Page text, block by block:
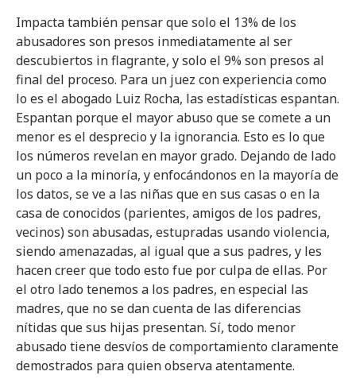
Impacta también pensar que solo el 13% de los
abusadores son presos inmediatamente al ser
descubiertos in flagrante, y solo el 9% son presos al
final del proceso. Para un juez con experiencia como
lo es el abogado Luiz Rocha, las estadísticas espantan.
Espantan porque el mayor abuso que se comete a un
menor es el desprecio y la ignorancia. Esto es lo que
los números revelan en mayor grado. Dejando de lado
un poco a la minoría, y enfocándonos en la mayoría de
los datos, se ve a las niñas que en sus casas o en la
casa de conocidos (parientes, amigos de los padres,
vecinos) son abusadas, estupradas usando violencia,
siendo amenazadas, al igual que a sus padres, y les
hacen creer que todo esto fue por culpa de ellas. Por
el otro lado tenemos a los padres, en especial las
madres, que no se dan cuenta de las diferencias
nítidas que sus hijas presentan. Sí, todo menor
abusado tiene desvíos de comportamiento claramente
demostrados para quien observa atentamente.